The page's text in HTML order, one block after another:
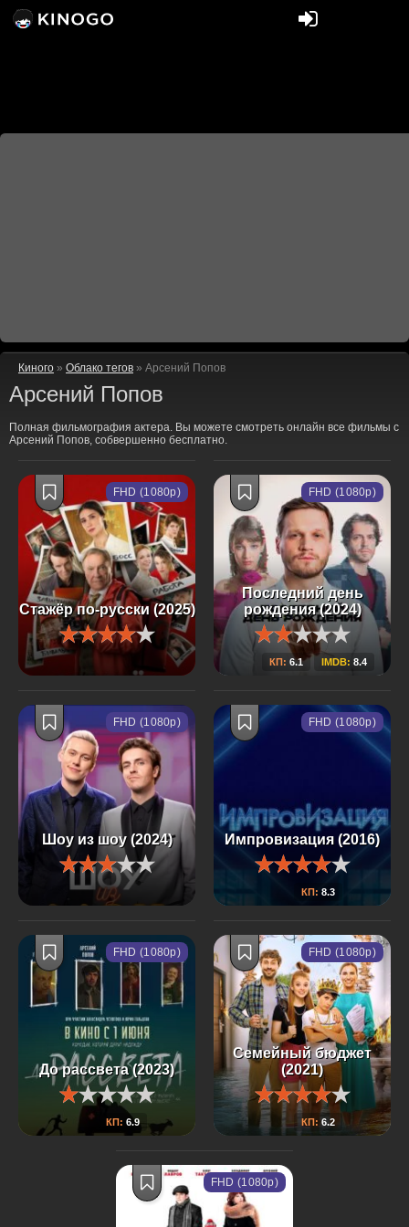
Киного » Облако тегов » Арсений Попов
Арсений Попов
Полная фильмография актера. Вы можете смотреть онлайн все фильмы с
Арсений Попов, собвершенно бесплатно.
Стажёр по-русски (2025)
FHD (1080p)
Последний день
рождения (2024)
КП: 6.1 IMDB: 8.4
FHD (1080p)
Шоу из шоу (2024)
FHD (1080p)
Импровизация (2016)
КП: 8.3
FHD (1080p)
До рассвета (2023)
КП: 6.9
FHD (1080p)
Семейный бюджет
(2021)
КП: 6.2
FHD (1080p)
FHD (1080p)